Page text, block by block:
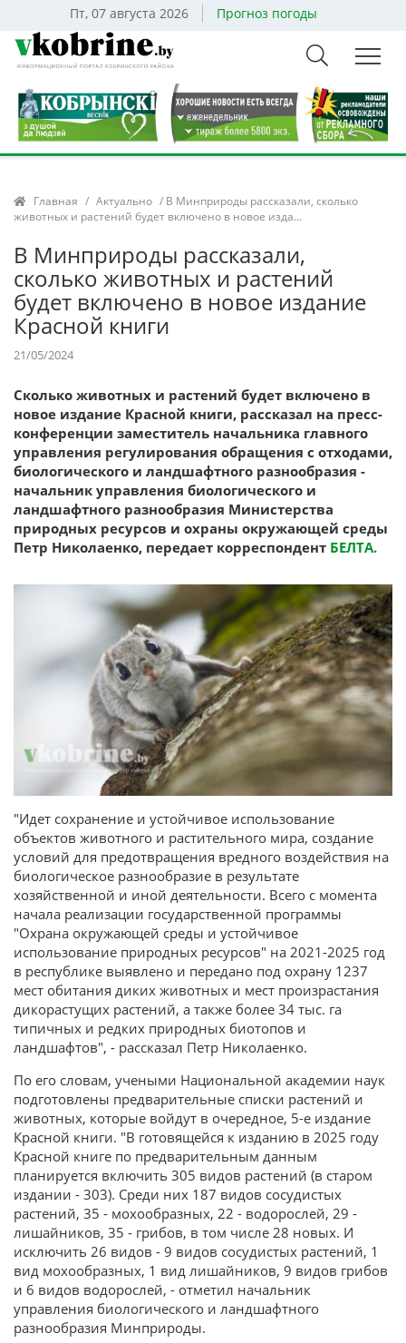
Пт, 07 августа 2026 Прогноз погоды
Главная / Актуально / В Минприроды рассказали, сколько
животных и растений будет включено в новое изда...
В Минприроды рассказали,
сколько животных и растений
будет включено в новое издание
Красной книги
21/05/2024
Сколько животных и растений будет включено в
новое издание Красной книги, рассказал на пресс-
конференции заместитель начальника главного
управления регулирования обращения с отходами,
биологического и ландшафтного разнообразия -
начальник управления биологического и
ландшафтного разнообразия Министерства
природных ресурсов и охраны окружающей среды
Петр Николаенко, передает корреспондент БЕЛТА.
"Идет сохранение и устойчивое использование
объектов животного и растительного мира, создание
условий для предотвращения вредного воздействия на
биологическое разнообразие в результате
хозяйственной и иной деятельности. Всего с момента
начала реализации государственной программы
"Охрана окружающей среды и устойчивое
использование природных ресурсов" на 2021-2025 год
в республике выявлено и передано под охрану 1237
мест обитания диких животных и мест произрастания
дикорастущих растений, а также более 34 тыс. га
типичных и редких природных биотопов и
ландшафтов", - рассказал Петр Николаенко.
По его словам, учеными Национальной академии наук
подготовлены предварительные списки растений и
животных, которые войдут в очередное, 5-е издание
Красной книги. "В готовящейся к изданию в 2025 году
Красной книге по предварительным данным
планируется включить 305 видов растений (в старом
издании - 303). Среди них 187 видов сосудистых
растений, 35 - мохообразных, 22 - водорослей, 29 -
лишайников, 35 - грибов, в том числе 28 новых. И
исключить 26 видов - 9 видов сосудистых растений, 1
вид мохообразных, 1 вид лишайников, 9 видов грибов
и 6 видов водорослей, - отметил начальник
управления биологического и ландшафтного
разнообразия Минприроды.